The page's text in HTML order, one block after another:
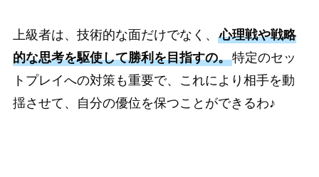
上級者は、技術的な面だけでなく、 心理戦や戦略
的な思考を駆使して勝利を目指すの。特定のセッ
トプレイへの対策も重要で、これにより相手を動
揺させて、自分の優位を保つことができるわ♪